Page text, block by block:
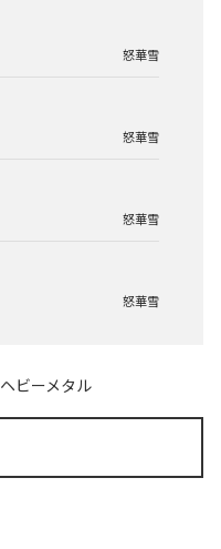
怒華雪
怒華雪
怒華雪
怒華雪
ヘビーメタル